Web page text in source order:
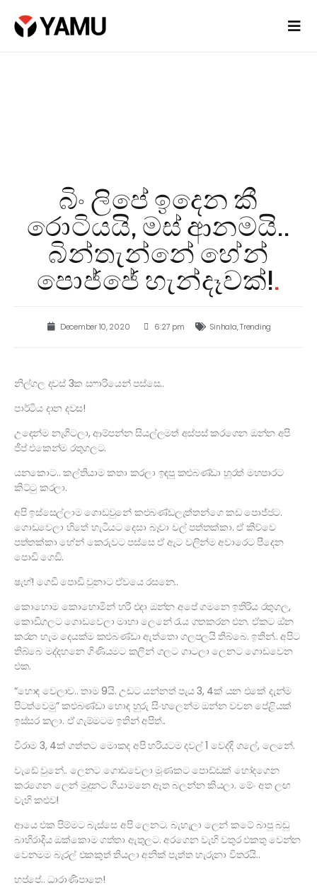
බිං ලිපේ ඉදෙන කී
රොටියයි, මස් ආනමයි..
බින්තැන්නේ හේන්
පොජ්ජේ හැන්දෑවක්!.
December 10, 2020 6:27 pm Sinhala,Trending
නිල්ගල දවස් 3ක සෆාරියෙන් පස්සෙ..
පාර්ටිය දාන දවස!
උදෙන්ම නැගිටලා, ආම්පන්න සියල්ලමත් අස්පස් කරගෙන ඔන්න අපි
ජීප් එකෙන්ම රතුගලට.
යනකොට.. කල්තියාම කතා කරලා ඉඳපු කළුබණ්ඩා හූරත් මහපාරට
කිට්ටු කරලා.
අපි ඉස්සෙල්ලාම ගොඩවුනේ කළුබණ්ඩලැත්තන්ගෙ කඩ පොජ්ජට.
ගොඩවෙලා හිතේ හැටියට දෙසා බෑවා වල් පත්තක්කා. ඒ කිව්වෙ
පත්තක්කා හේන් කෙරුවට පස්සෙ ඒ ඇට වලින්ම අවාරෙට පීදෙන
පොඩි ගෙඩි.
ෂැහ්! ගෙඩි පොඩි වුනාට ඒවයෙ රසනෙ..
කොහොම කොහොමින් හරි එදා ඔන්න අපේ ගමනෙ ඉතිරිය රතුගල,
කොඩිගලට ගොඩවෙලා මාහා ලෙනේ රැය ගතකරන එන. ඒකට ඔ්න
කරන හැම දෙයක්ම කළුබණ්ඩා ඇත්තො ගලපලයි තිබ්බෙ. ඉතින්.. අපිට
තිබ්බෙ මද්දහනෙ ගිණියමට කලින් ගලට ගාටලා ලෙනට ගොඩවෙන
එක.
“හොඳ වෙලාව.. තාම 9යි. උඩට යන්නත් පැය 3, 4ක් යන එකේ දැන්ම
පිටත්වෙමු” කළුබණ්ඩා හොඳ හුරු සිංහලෙන්ම ඔන්න වචන පේළියක්
ඉස්සර කලා. ඒ ගැම්මටම ඉතින් අපිත්..
විරාම 3, 4ක් ගත්තට මොකද අපි හරියටම දවල් 1 වෙද්දි ගලේ, ලෙනේ.
වැඩේ වුනේ.. ලෙනට ගොඩවෙලා මූණකට පොඩ්ඩක් හෝදගෙන
කරගෙන ලෙන් මුදුනට ගියාමනෙ ඈත බලන්න කියලා. මේං අත ලඟ
වැහි කළුව!
ආයෙ එක පිම්මට බැස්සෙ අපි ලෙනට. බැහැලා ලෙන් කටේ බාපු බඩු
බාහිරාදිය ඔක්කොම ගත්තා ඇතුලට. අරගෙන වැහි වතුර එකතු වෙන්න
වෙනමම බැරල් එකකුත් තියලා අනික් පැත්ත හැරුනා විතරයි..
හප්පේ.. ධාරාණිපාතෙ!